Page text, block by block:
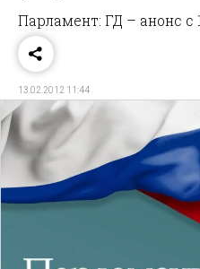
Парламент: ГД – анонс с
13.02.2012 11:44